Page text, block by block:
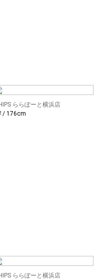
ららぽーと横浜店
/ 176cm
ららぽーと横浜店